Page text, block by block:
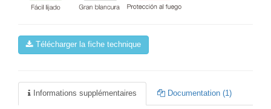
Télécharger la fiche technique
Informations supplémentaires Documentation (1)